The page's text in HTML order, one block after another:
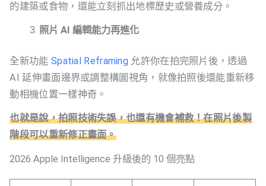
的建築或食物，還能立刻抓出地標歷史或營養成分。
照片 AI 編輯能力再進化
全新功能 Spatial Reframing 允許你在拍完照片後，透過
AI 延伸畫面邊界或調整構圖視角，就像拍照後還能重新移
動相機位置一樣神奇。
也就是說，拍照技術失誤，也還有機會補救！在照片後製
階段可以重新修正畫面。
2026 Apple Intelligence 升級後的 10 個亮點